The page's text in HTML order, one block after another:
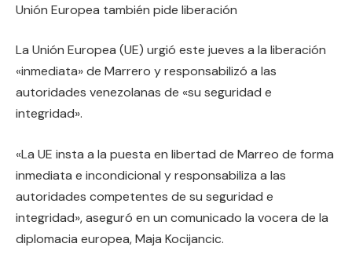
Unión Europea también pide liberación
La Unión Europea (UE) urgió este jueves a la liberación
«inmediata» de Marrero y responsabilizó a las
autoridades venezolanas de «su seguridad e
integridad».
«La UE insta a la puesta en libertad de Marreo de forma
inmediata e incondicional y responsabiliza a las
autoridades competentes de su seguridad e
integridad», aseguró en un comunicado la vocera de la
diplomacia europea, Maja Kocijancic.